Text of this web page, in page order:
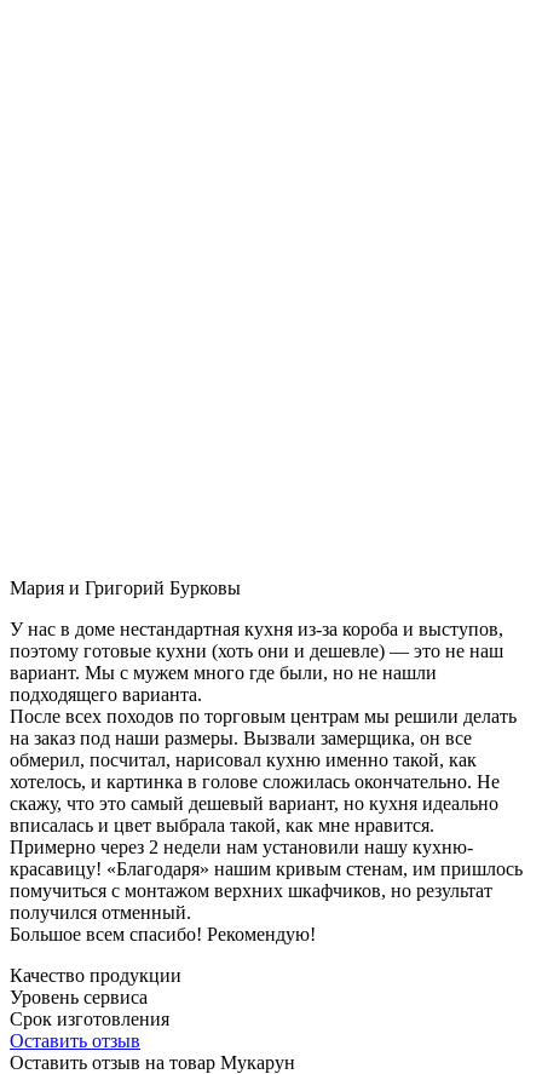
Мария и Григорий Бурковы
У нас в доме нестандартная кухня из-за короба и выступов,
поэтому готовые кухни (хоть они и дешевле) — это не наш
вариант. Мы с мужем много где были, но не нашли
подходящего варианта.
После всех походов по торговым центрам мы решили делать
на заказ под наши размеры. Вызвали замерщика, он все
обмерил, посчитал, нарисовал кухню именно такой, как
хотелось, и картинка в голове сложилась окончательно. Не
скажу, что это самый дешевый вариант, но кухня идеально
вписалась и цвет выбрала такой, как мне нравится.
Примерно через 2 недели нам установили нашу кухню-
красавицу! «Благодаря» нашим кривым стенам, им пришлось
помучиться с монтажом верхних шкафчиков, но результат
получился отменный.
Большое всем спасибо! Рекомендую!
Качество продукции
Уровень сервиса
Срок изготовления
Оставить отзыв
Оставить отзыв на товар Мукарун